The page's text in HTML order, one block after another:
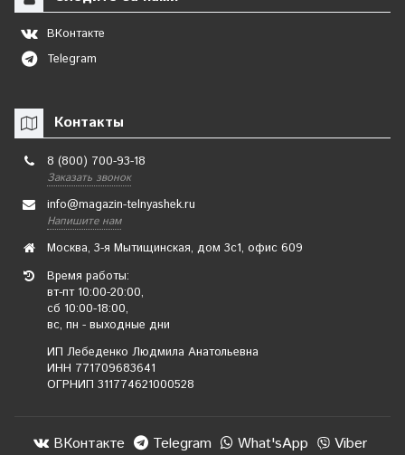
ВКонтакте
Telegram
Контакты
8 (800) 700-93-18
Заказать звонок
info@magazin-telnyashek.ru
Напишите нам
Москва, 3-я Мытищинская, дом 3с1, офис 609
Время работы:
вт-пт 10:00-20:00,
сб 10:00-18:00,
вс, пн - выходные дни
ИП Лебеденко Людмила Анатольевна
ИНН 771709683641
ОГРНИП 311774621000528
ВКонтакте Telegram What'sApp Viber